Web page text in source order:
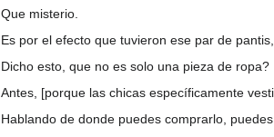
Que misterio.
Es por el efecto que tuvieron ese par de
Dicho esto, que no es solo una pieza de ropa?
Antes, [porque las chicas específicamente
Hablando de donde puedes comprarlo,